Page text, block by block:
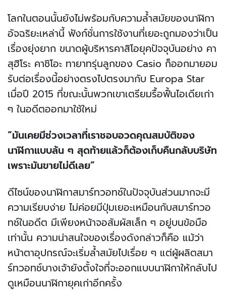
โลกในตอนนั้นยังไม่พร้อมกับความล้ำสมัยของนาฬิกา
อัจฉริยะเหล่านี้ ฟังก์ชั่นการใช้งานที่เยอะถูกมองว่าเป็น
เรื่องยุ่งยาก ขนาดผู้บริหารคาสิโอยุคปัจจุบันอย่าง คา
สุฮิโระ คาชิโอะ ทายาทรุ่นลูกของ Casio ก็ออกมายอม
รับต่อเรื่องนี้อย่างตรงไปตรงมากับ Europa Star
เมื่อปี 2015 ที่ขณะนั้นพวกเขาเตรียมรื้อฟื้นไอเดียเก่า
ๆ ในอดีตออกมาใช้ใหม่
“มันเคยมีช่วงเวลาที่เราชอบอวดคุณสมบัติของ
นาฬิกาแบบล้น ๆ สุดท้ายแล้วก็ต้องเก็บคืนกลับบริษัท
เพราะมันขายไม่ดีเลย”
ดีไซน์ของนาฬิกาสมาร์ทวอทช์ในปัจจุบันส่วนมากจะมี
ความเรียบง่าย ไม่ค่อยมีปุ่มเยอะเหมือนกับสมาร์ทวอ
ทช์ในอดีต มีเพียงหน้าจอสัมผัสเล็ก ๆ อยู่บนข้อมือ
เท่านั้น ความน่าสนใจของเรื่องดังกล่าวก็คือ แม้ว่า
หน้าตาอุปกรณ์จะเริ่มล้ำสมัยไปเรื่อย ๆ แต่ผู้ผลิตสมา
ร์ทวอทช์บางเจ้ายังตั้งใจที่จะออกแบบนาฬิกาให้กลับไป
ดูเหมือนนาฬิกายุคเก่าอีกครั้ง